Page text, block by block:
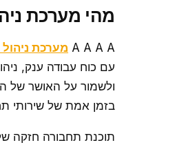
מהי מערכת
A A A A מערכת
עם כוח עבודה ענק,
ולשמור על האושר של
בזמן אמת של שירותי
תוכנת תחבורה חזקה